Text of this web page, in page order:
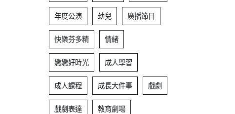
年度公演 幼兒 廣播節目
快樂芬多精 情緒
戀戀好時光 成人學習
成人課程 成長大件事 戲劇
戲劇表達 教育劇場